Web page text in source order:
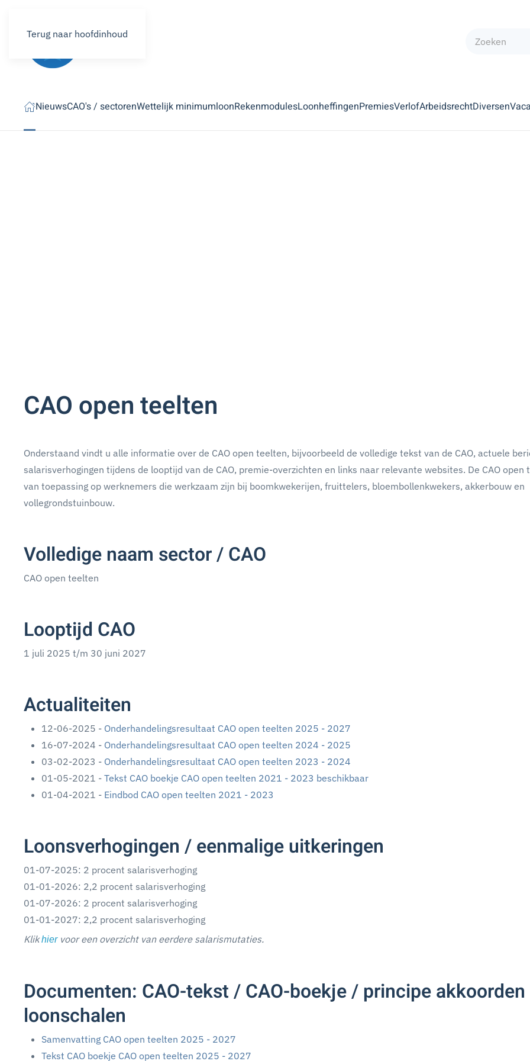
Terug naar hoofdinhoud
NieuwsCAO's / sectorenWettelijk minimumloonRekenmodulesLoonheffingenPremiesVerlofArbeidsrechtDiversen
CAO open teelten
Onderstaand vindt u alle informatie over de CAO open teelten, bijvoorbeeld de volledige tekst van de CAO, actuele
salarisverhogingen tijdens de looptijd van de CAO, premie-overzichten en links naar relevante websites. De CAO open
van toepassing op werknemers die werkzaam zijn bij boomkwekerijen, fruittelers, bloembollenkwekers, akkerbouw en
vollegrondstuinbouw.
Volledige naam sector / CAO
CAO open teelten
Looptijd CAO
1 juli 2025 t/m 30 juni 2027
Actualiteiten
12-06-2025 - Onderhandelingsresultaat CAO open teelten 2025 - 2027
16-07-2024 - Onderhandelingsresultaat CAO open teelten 2024 - 2025
03-02-2023 - Onderhandelingsresultaat CAO open teelten 2023 - 2024
01-05-2021 - Tekst CAO boekje CAO open teelten 2021 - 2023 beschikbaar
01-04-2021 - Eindbod CAO open teelten 2021 - 2023
Loonsverhogingen / eenmalige uitkeringen
01-07-2025: 2 procent salarisverhoging
01-01-2026: 2,2 procent salarisverhoging
01-07-2026: 2 procent salarisverhoging
01-01-2027: 2,2 procent salarisverhoging
Klikhiervoor een overzicht van eerdere salarismutaties.
Documenten: CAO-tekst / CAO-boekje / principe
loonschalen
Samenvatting CAO open teelten 2025 - 2027
Tekst CAO boekje CAO open teelten 2025 - 2027